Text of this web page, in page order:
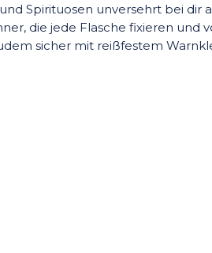
Spirituosen unversehrt bei dir
die jede Flasche fixieren und
sicher mit reißfestem